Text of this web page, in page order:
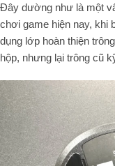
Đây dường như là một
chơi game hiện nay, khi
dụng lớp hoàn thiện
hộp, nhưng lại trông cũ